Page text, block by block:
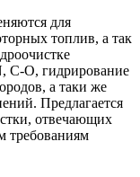
для
топлив, а так
C-O, гидрирование
а таки же
Предлагается
отвечающих
требованиям